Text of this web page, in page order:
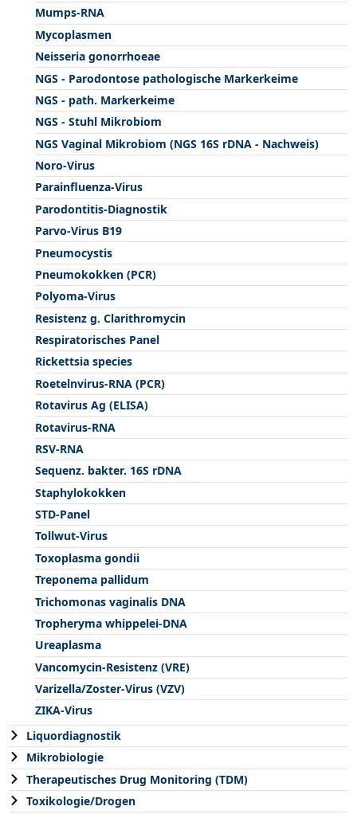
Mumps-RNA
Mycoplasmen
Neisseria gonorrhoeae
NGS - Parodontose pathologische Markerkeime
NGS - path. Markerkeime
NGS - Stuhl Mikrobiom
NGS Vaginal Mikrobiom (NGS 16S rDNA - Nachweis)
Noro-Virus
Parainfluenza-Virus
Parodontitis-Diagnostik
Parvo-Virus B19
Pneumocystis
Pneumokokken (PCR)
Polyoma-Virus
Resistenz g. Clarithromycin
Respiratorisches Panel
Rickettsia species
Roetelnvirus-RNA (PCR)
Rotavirus Ag (ELISA)
Rotavirus-RNA
RSV-RNA
Sequenz. bakter. 16S rDNA
Staphylokokken
STD-Panel
Tollwut-Virus
Toxoplasma gondii
Treponema pallidum
Trichomonas vaginalis DNA
Tropheryma whippelei-DNA
Ureaplasma
Vancomycin-Resistenz (VRE)
Varizella/Zoster-Virus (VZV)
ZIKA-Virus
Liquordiagnostik
Mikrobiologie
Therapeutisches Drug Monitoring (TDM)
Toxikologie/Drogen